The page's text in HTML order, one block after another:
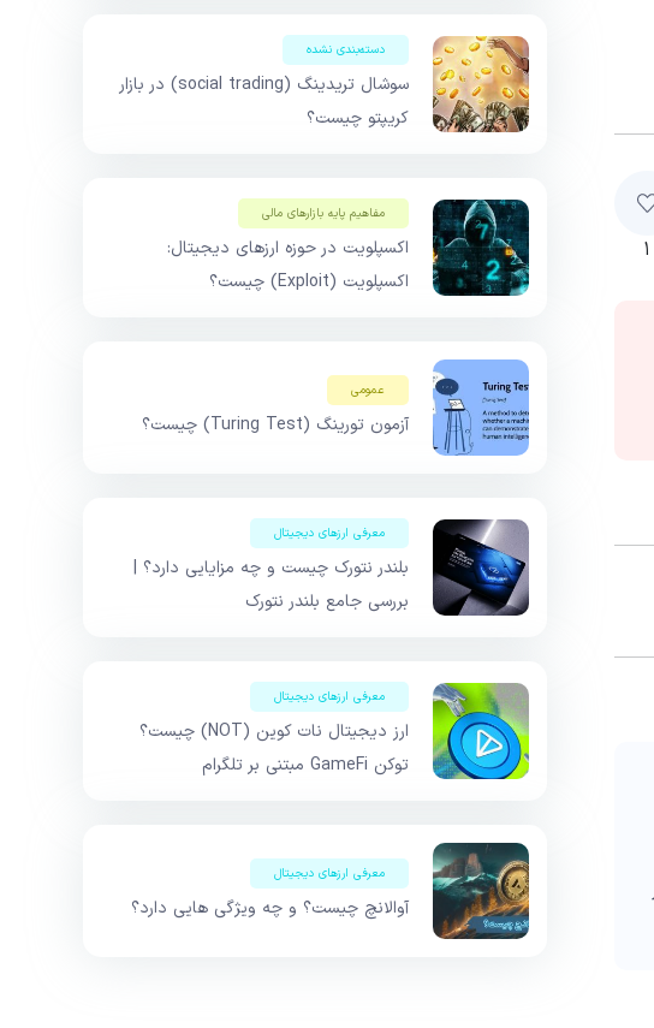
۱
دسته‌بندی نشده
سوشال تریدینگ (social trading) در بازار
کریپتو چیست؟
مفاهیم پایه بازار‌های مالی
اکسپلویت در حوزه ارزهای دیجیتال:
اکسپلویت (Exploit) چیست؟
عمومی
آزمون تورینگ (Turing Test) چیست؟
معرفی ارزهای دیجیتال
بلندر نتورک چیست و چه مزایایی دارد؟ |
بررسی جامع بلندر نتورک
معرفی ارزهای دیجیتال
ارز دیجیتال نات کوین (NOT) چیست؟
توکن GameFi مبتنی بر تلگرام
معرفی ارزهای دیجیتال
آوالانچ چیست؟ و چه ویژگی هایی دارد؟